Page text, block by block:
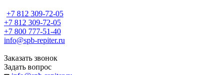
+7 812 309-72-05
+7 812 309-72-05
+7 800 777-51-40
info@spb-repiter.ru
Заказать звонок
Задать вопрос